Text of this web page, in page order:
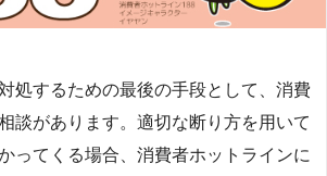
処するための最後の手段として、消費
談があります。適切な断り方を用いて
ってくる場合、消費者ホットラインに